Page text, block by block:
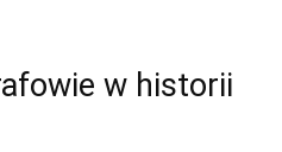
‌w historii